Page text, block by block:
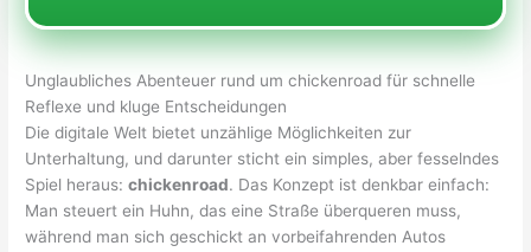
Unglaubliches Abenteuer rund um chickenroad für schnelle
Reflexe und kluge Entscheidungen
Die digitale Welt bietet unzählige Möglichkeiten zur
Unterhaltung, und darunter sticht ein simples, aber fesselndes
Spiel heraus:chickenroad. Das Konzept ist denkbar einfach:
Man steuert ein Huhn, das eine Straße überqueren muss,
während man sich geschickt an vorbeifahrenden Autos